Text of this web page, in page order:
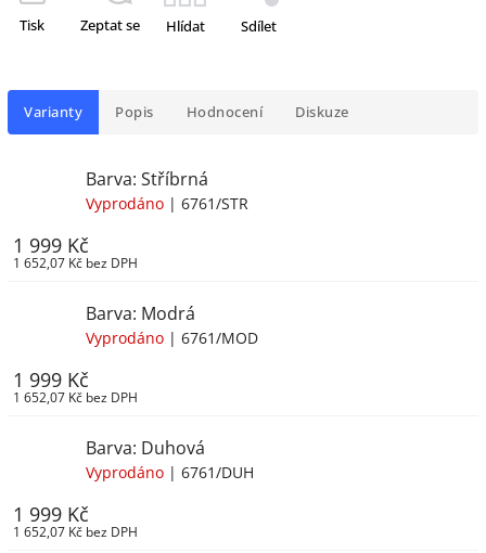
Tisk Zeptat se Hlídat Sdílet
Varianty Popis Hodnocení Diskuze
Barva: Stříbrná
Vyprodáno | 6761/STR
1 999 Kč
1 652,07 Kč bez DPH
Barva: Modrá
Vyprodáno | 6761/MOD
1 999 Kč
1 652,07 Kč bez DPH
Barva: Duhová
Vyprodáno | 6761/DUH
1 999 Kč
1 652,07 Kč bez DPH